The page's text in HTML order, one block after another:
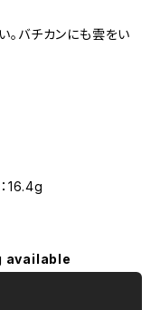
。バチカンにも雲をい
16.4g
available